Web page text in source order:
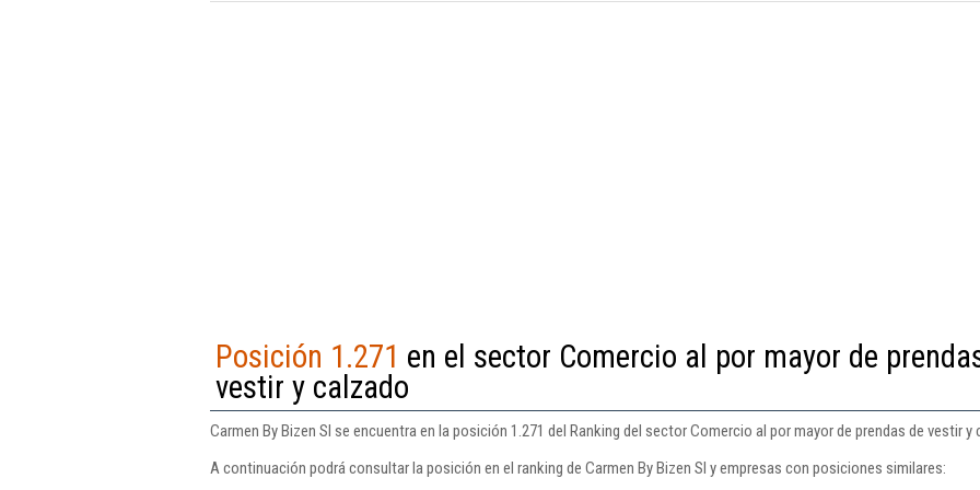
Posición 1.271 en el sector Comercio al por mayor de
vestir y calzado
Carmen By Bizen Sl se encuentra en la posición 1.271 del Ranking del sector Comercio al por mayor de prendas de vestir y
A continuación podrá consultar la posición en el ranking de Carmen By Bizen Sl y empresas con posiciones similares: